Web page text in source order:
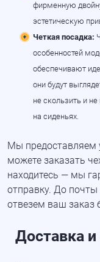
фирменную
эстетическую
Четкая посадка:
особенностей
обеспечивают
они будут
не скользить и
на сиденьях.
Мы предоставляем
можете заказать
находитесь — мы
отправку. До
отвезем ваш заказ
Доставка и